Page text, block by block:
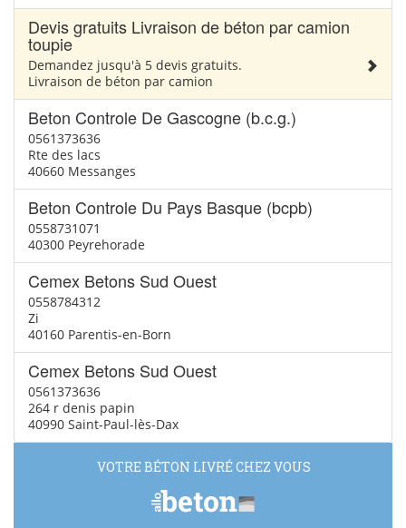
Devis gratuits Livraison de béton par camion
toupie
Demandez jusqu'à 5 devis gratuits.
Livraison de béton par camion
Beton Controle De Gascogne (b.c.g.)
0561373636
Rte des lacs
40660 Messanges
Beton Controle Du Pays Basque (bcpb)
0558731071
40300 Peyrehorade
Cemex Betons Sud Ouest
0558784312
Zi
40160 Parentis-en-Born
Cemex Betons Sud Ouest
0561373636
264 r denis papin
40990 Saint-Paul-lès-Dax
VOTRE BÉTON LIVRÉ CHEZ VOUS